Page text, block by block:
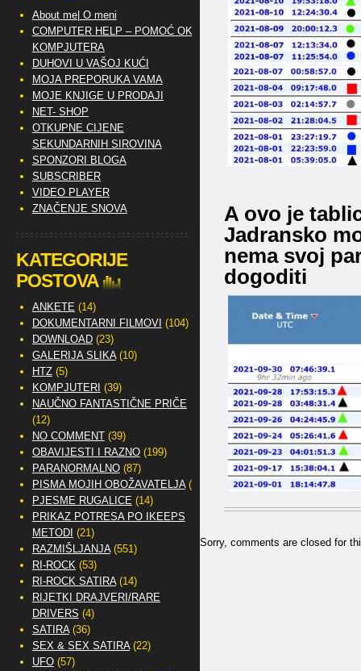
A ovo je
Jadransko
nema svoj
dogoditi
Sorry, comments are closed for
About me| O meni
COMPUTER HELP – POMOĆ OKO
KOMPJUTERA
DUHOVI U VAŠOJ KUĆI
MOJA PREPORUKA VAMA
MOJE KNJIGE U PRODAJI
NET- SHOP
OTKUPNE CIJENE
SEKUNDARNIH SIROVINA
SPONZORI BLOGA
SUBSCRIBER
VIDEO PLAYER
ZNAČENJE SNOVA
KATEGORIJE
POSTOVA
ANKETE (14)
DOKUMENTARNI FILMOVI (104)
DOWNLOAD(23)
GALERIJA SLIKA(10)
HTZ(5)
KOMPJUTERI (39)
NAUČNO FANTASTIČNE PRIČE
(12)
NO COMMENT(39)
OBAVIJESTI I RAZNO(199)
PARANORMALNO(87)
PISMA MOJIH OBOŽAVATELJA(2)
PJESME RUGALICE (14)
PRIKAZ POTRESA PO IKEEPS
METODI (21)
RAZMIŠLJANJA(551)
RI-ROCK(53)
RI-ROCK SATIRA(14)
RIJETKI DRAJVERI/RARE
DRIVERS (4)
SATIRA(36)
SEX & SEX SATIRA(22)
UFO(57)